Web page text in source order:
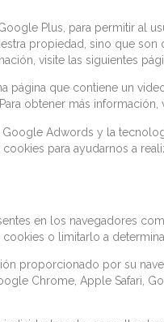
Plus, para permitir al
propiedad, sino que
visite las siguientes
que contiene un
obtener más
Adwords y la
para ayudarnos a
en los navegadores
o limitarlo a
proporcionado por su
Chrome, Apple Safari,